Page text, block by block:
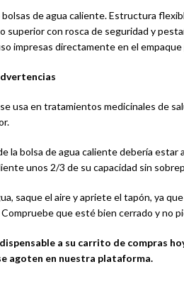
bolsas de agua caliente. Estructura
superior con rosca de seguridad y
impresas directamente en el
usa en tratamientos medicinales de
la bolsa de agua caliente debería estar
unos 2/3 de su capacidad sin
saque el aire y apriete el tapón, ya
que esté bien cerrado y no
a su carrito de compras
agoten en nuestra plataforma.